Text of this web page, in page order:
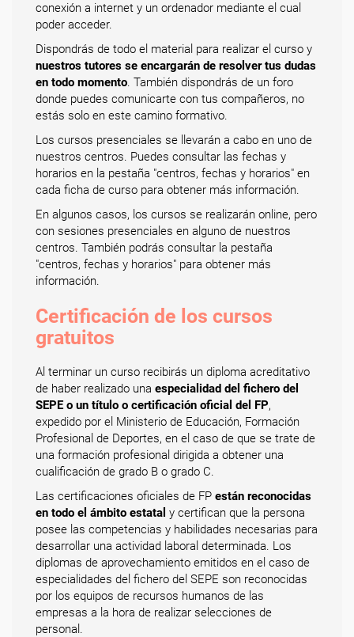
conexión a internet y un ordenador mediante el cual
poder acceder.
Dispondrás de todo el material para realizar el curso y
nuestros tutores se encargarán de resolver tus dudas
en todo momento. También dispondrás de un foro
donde puedes comunicarte con tus compañeros, no
estás solo en este camino formativo.
Los cursos presenciales se llevarán a cabo en uno de
nuestros centros. Puedes consultar las fechas y
horarios en la pestaña "centros, fechas y horarios" en
cada ficha de curso para obtener más información.
En algunos casos, los cursos se realizarán online, pero
con sesiones presenciales en alguno de nuestros
centros. También podrás consultar la pestaña
"centros, fechas y horarios" para obtener más
información.
Certificación de los cursos
gratuitos
Al terminar un curso recibirás un diploma acreditativo
de haber realizado una especialidad del fichero del
SEPE o un título o certificación oficial del FP,
expedido por el Ministerio de Educación, Formación
Profesional de Deportes, en el caso de que se trate de
una formación profesional dirigida a obtener una
cualificación de grado B o grado C.
Las certificaciones oficiales de FP están reconocidas
en todo el ámbito estatal y certifican que la persona
posee las competencias y habilidades necesarias para
desarrollar una actividad laboral determinada. Los
diplomas de aprovechamiento emitidos en el caso de
especialidades del fichero del SEPE son reconocidas
por los equipos de recursos humanos de las
empresas a la hora de realizar selecciones de
personal.